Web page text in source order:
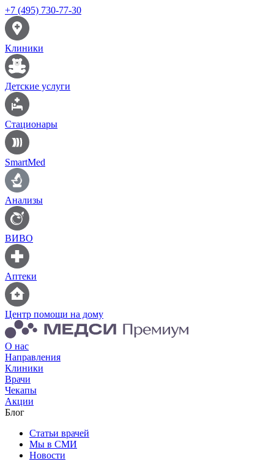
+7 (495) 730-77-30
Клиники
Детские услуги
Стационары
SmartMed
Анализы
ВИВО
Аптеки
Центр помощи на дому
О нас
Направления
Клиники
Врачи
Чекапы
Акции
Блог
Статьи врачей
Мы в СМИ
Новости